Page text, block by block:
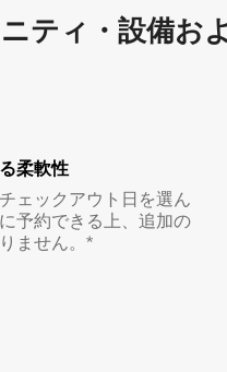
テ⁠ィ⁠・設⁠備⁠お
柔軟性
ェックアウト日を選ん
予約できる上、追加の
ません。*